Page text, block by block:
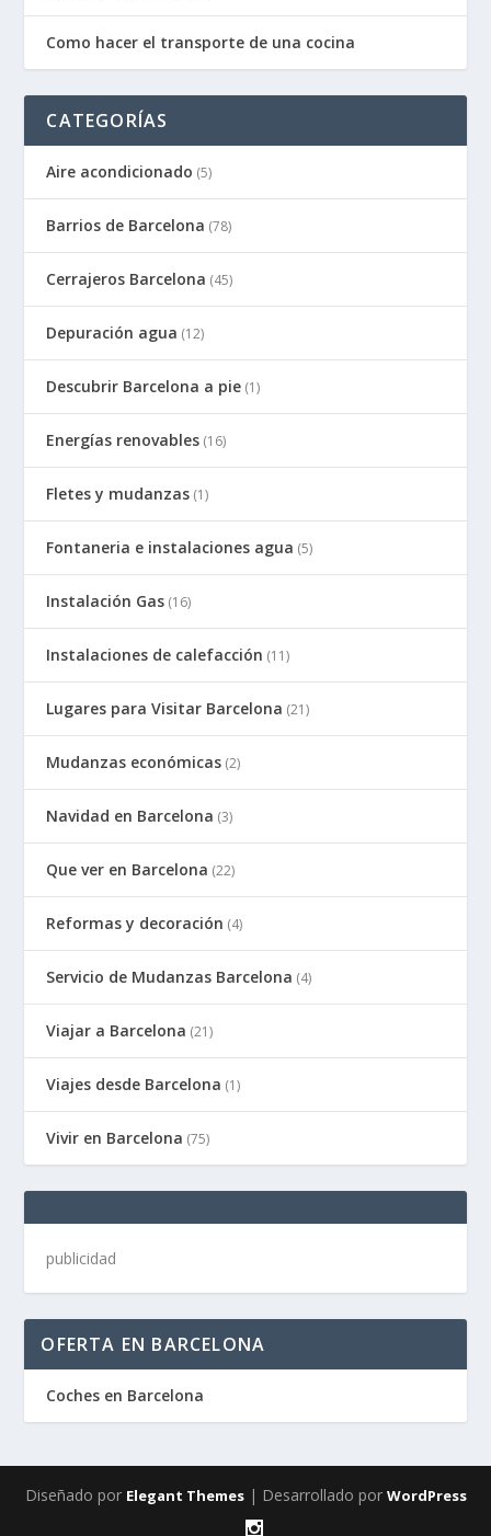
Como hacer el transporte de una cocina
CATEGORÍAS
Aire acondicionado (5)
Barrios de Barcelona (78)
Cerrajeros Barcelona (45)
Depuración agua (12)
Descubrir Barcelona a pie (1)
Energías renovables (16)
Fletes y mudanzas (1)
Fontaneria e instalaciones agua (5)
Instalación Gas (16)
Instalaciones de calefacción (11)
Lugares para Visitar Barcelona (21)
Mudanzas económicas (2)
Navidad en Barcelona (3)
Que ver en Barcelona (22)
Reformas y decoración (4)
Servicio de Mudanzas Barcelona (4)
Viajar a Barcelona (21)
Viajes desde Barcelona (1)
Vivir en Barcelona (75)
publicidad
OFERTA EN BARCELONA
Coches en Barcelona
Diseñado por Elegant Themes| Desarrollado por WordPress